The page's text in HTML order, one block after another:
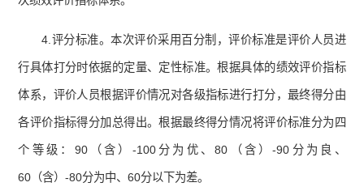
4.评分标准。本次评价采用百分制，评价标准是评价人员进
行具体打分时依据的定量、定性标准。根据具体的绩效评价指标
体系，评价人员根据评价情况对各级指标进行打分，最终得分由
各评价指标得分加总得出。根据最终得分情况将评价标准分为四
个等级：90（含）-100分为优、80（含）-90分为良、
60（含）-80分为中、60分以下为差。